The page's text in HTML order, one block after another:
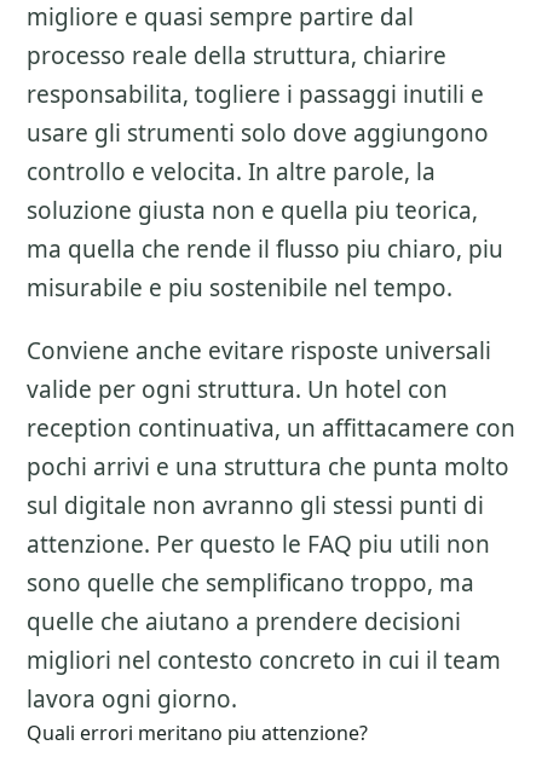
migliore e quasi sempre partire dal
processo reale della struttura, chiarire
responsabilita, togliere i passaggi inutili e
usare gli strumenti solo dove aggiungono
controllo e velocita. In altre parole, la
soluzione giusta non e quella piu teorica,
ma quella che rende il flusso piu chiaro, piu
misurabile e piu sostenibile nel tempo.
Conviene anche evitare risposte universali
valide per ogni struttura. Un hotel con
reception continuativa, un affittacamere con
pochi arrivi e una struttura che punta molto
sul digitale non avranno gli stessi punti di
attenzione. Per questo le FAQ piu utili non
sono quelle che semplificano troppo, ma
quelle che aiutano a prendere decisioni
migliori nel contesto concreto in cui il team
lavora ogni giorno.
Quali errori meritano piu attenzione?